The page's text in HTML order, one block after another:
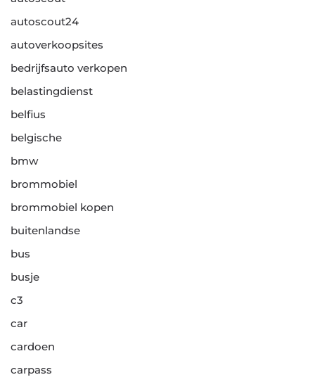
autoscout24
autoverkoopsites
bedrijfsauto verkopen
belastingdienst
belfius
belgische
bmw
brommobiel
brommobiel kopen
buitenlandse
bus
busje
c3
car
cardoen
carpass